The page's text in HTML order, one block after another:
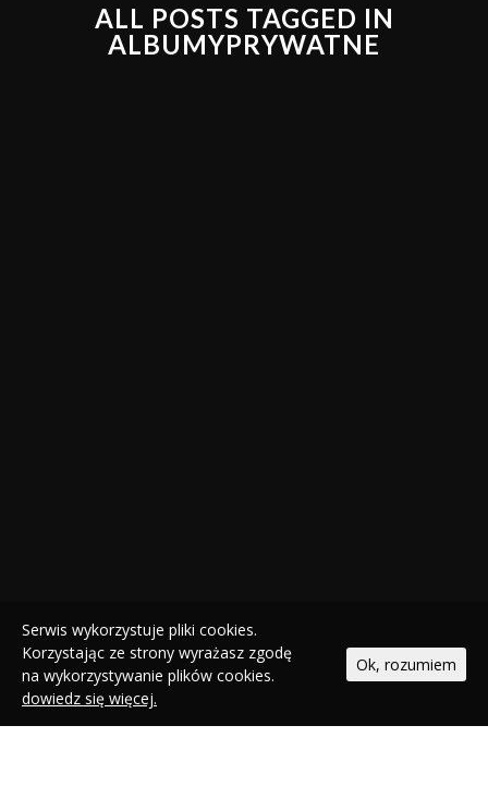
ALL POSTS TAGGED IN
ALBUMYPRYWATNE
Serwis wykorzystuje pliki cookies.
Korzystając ze strony wyrażasz zgodę
na wykorzystywanie plików cookies.
dowiedz się więcej.
Ok, rozumiem